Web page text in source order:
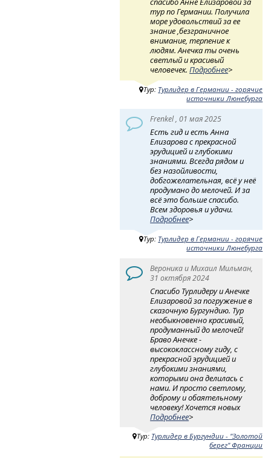
тур по Германии. Получила
море удовольствий за ее
знание ,безграничное
внимание, терпение к
людям. Анечка ты очень
светлый и красивый
человечек.Подробнее>
Тур: Турлидер в Германии - горячие
источники Люнебурга
Frenkel , 01 мая 2025
Есть гид и есть Анна
Елизарова с прекрасной
эрудицией и глубокими
знаниями. Всегда рядом и
без назойливости,
добгожелательная, всё у неё
продумано до мелочей. И за
всё это больше спасибо.
Всем здоровья и удачи.
Подробнее>
Тур: Турлидер в Германии - горячие
источники Люнебурга
Вероника и Михаил Мильман,
31 октября 2024
Спасибо Турлидеру и Анечке
Елизаровой за погружение в
сказочную Бургундию. Тур
необыкновенно красивый,
продуманный до мелочей!
Браво Анечке -
высококлассному гиду, с
прекрасной эрудицией и
глубокими знаниями,
которыми она делилась с
нами. И просто светлому,
доброму и обаятельному
человеку! Хочется новых
Подробнее>
Тур: Турлидер в Бургундии - "Золотой
берег" Франции